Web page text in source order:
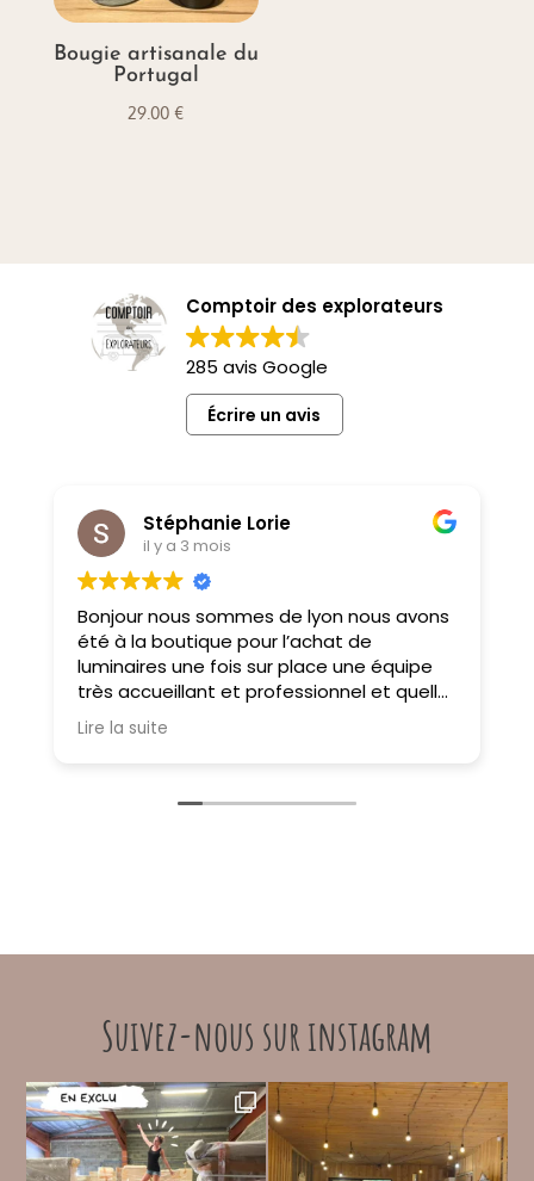
Bougie artisanale du
Portugal
29.00€
Comptoir des explorateurs
285 avis Google
Écrire un avis
Stéphanie Lorie
il y a 3 mois
Bonjour nous sommes de lyon nous avons
été à la boutique pour l’achat de
luminaires une fois sur place une équipe
très accueillant et professionnel et quelle
choix on ne sait pas où donner de la tête
tellement il y a des choses magnifiques
Lire la suite
Suivez-nous sur instagram